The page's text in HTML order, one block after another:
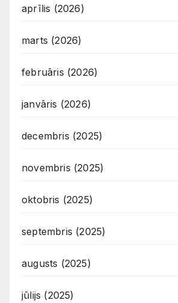
aprīlis (2026)
marts (2026)
februāris (2026)
janvāris (2026)
decembris (2025)
novembris (2025)
oktobris (2025)
septembris (2025)
augusts (2025)
jūlijs (2025)